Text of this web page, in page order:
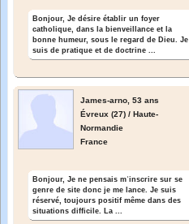
Bonjour, Je désire établir un foyer
catholique, dans la bienveillance et la
bonne humeur, sous le regard de Dieu. Je
suis de pratique et de doctrine ...
James-arno, 53 ans
Évreux (27) / Haute-
Normandie
France
Bonjour, Je ne pensais mʾinscrire sur se
genre de site donc je me lance. Je suis
réservé, toujours positif même dans des
situations difficile. La ...